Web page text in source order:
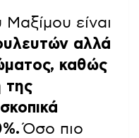
είναι
αλλά
καθώς
της
Όσο πιο